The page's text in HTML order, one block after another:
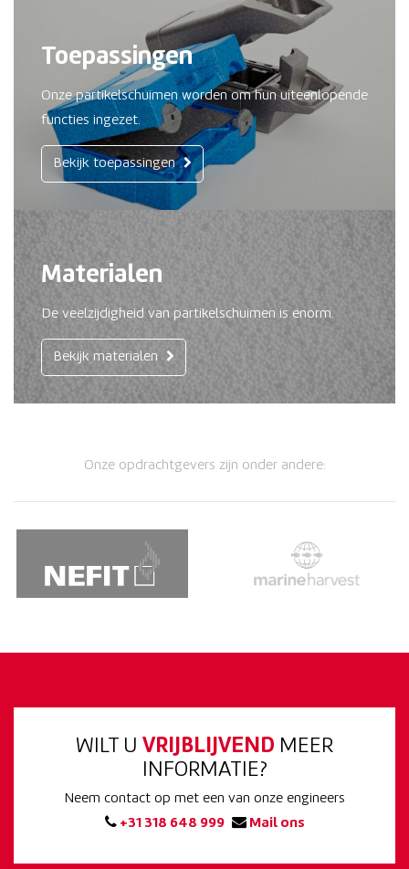
Toepassingen
Onze partikelschuimen worden om hun uiteenlopende
functies ingezet.
Bekijk toepassingen
Materialen
De veelzijdigheid van partikelschuimen is enorm.
Bekijk materialen
Onze opdrachtgevers zijn onder andere:
WILT U VRIJBLIJVEND MEER
INFORMATIE?
Neem contact op met een van onze engineers
+31 318 648 999
Mail ons